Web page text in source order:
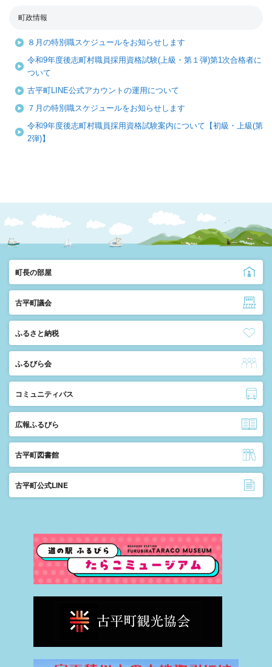
町政情報
８月の特別職スケジュールをお知らせします
令和9年度後志町村職員採用資格試験(上級・第１弾)第1次合格者に
ついて
古平町LINE公式アカウントの運用について
７月の特別職スケジュールをお知らせします
令和9年度後志町村職員採用資格試験案内について【初級・上級(第
2弾)】
町長の部屋
古平町議会
ふるさと納税
ふるびら会
コミュニティバス
広報ふるびら
古平町図書館
古平町公式LINE